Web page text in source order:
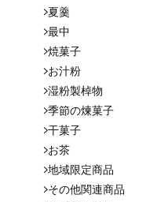
夏羹
最中
焼菓子
お汁粉
湿粉製棹物
季節の煉菓子
干菓子
お茶
地域限定商品
その他関連商品